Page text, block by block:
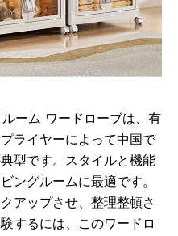
ーム ワードローブは、有
ライヤーによって中国で
型です。スタイルと機能
ングルームに最適です。
アップさせ、整理整頓さ
するには、このワードロ